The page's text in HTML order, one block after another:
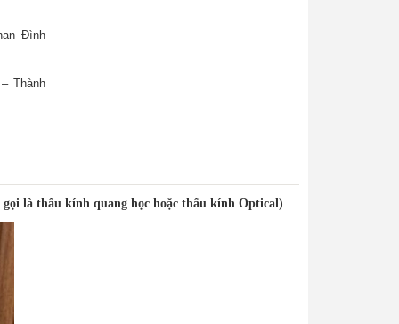
Đình
Thành
là thấu kính quang học hoặc thấu kính Optical)